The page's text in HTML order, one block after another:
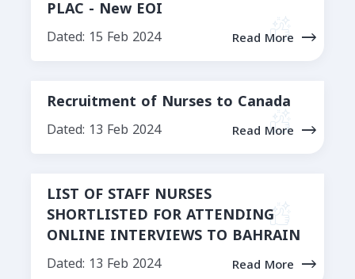
PLAC - New EOI
Dated: 15 Feb 2024 Read More
Recruitment of Nurses to Canada
Dated: 13 Feb 2024 Read More
LIST OF STAFF NURSES
SHORTLISTED FOR ATTENDING
ONLINE INTERVIEWS TO BAHRAIN
Dated: 13 Feb 2024 Read More